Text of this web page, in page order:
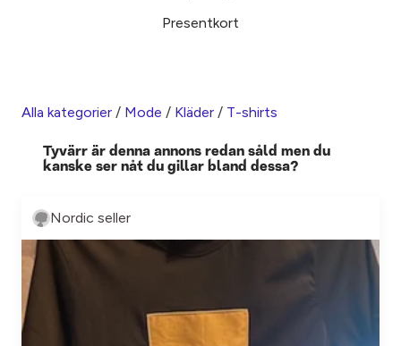
Presentkort
Alla kategorier / Mode / Kläder / T-shirts
Tyvärr är denna annons redan såld men du
kanske ser nåt du gillar bland dessa?
Nordic seller